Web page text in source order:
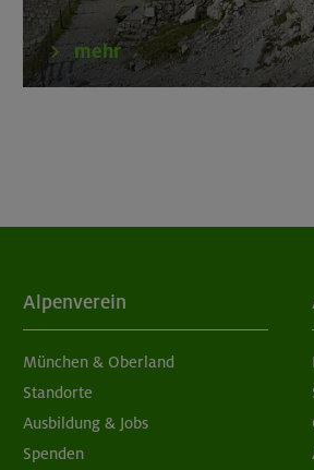
mehr
Alpenverein
München & Oberland
Standorte
Ausbildung & Jobs
Spenden